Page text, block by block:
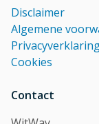
Disclaimer
Algemene
Cookies
Contact